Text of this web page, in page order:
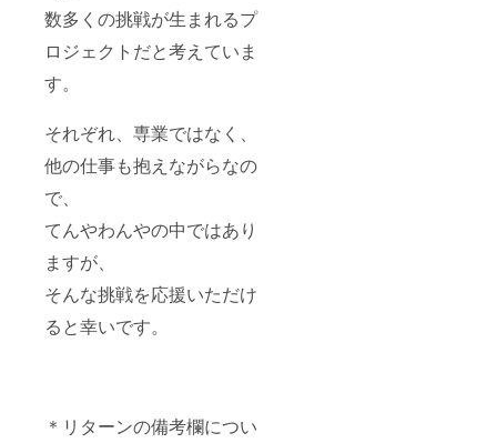
数多くの挑戦が生まれるプ
ロジェクトだと考えていま
す。
それぞれ、専業ではなく、
他の仕事も抱えながらなの
で、
てんやわんやの中ではあり
ますが、
そんな挑戦を応援いただけ
ると幸いです。
＊リターンの備考欄につい